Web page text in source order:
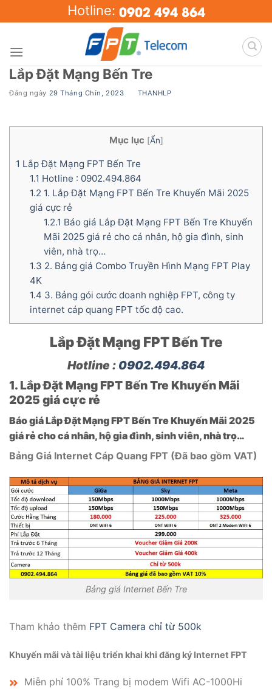
to
Hotline: 0902 494 864
Lắp Đặt Mạng Bến Tre
Đăng ngày 29 Tháng Chín, 2023 THANHLP
Mục lục [Ẩn]
1 Lắp Đặt Mạng FPT Bến Tre
1.1 Hotline : 0902.494.864
1.2 1. Lắp Đặt Mạng FPT Bến Tre Khuyến Mãi 2025
giá cực rẻ
1.2.1 Báo giá Lắp Đặt Mạng FPT Bến Tre Khuyến
Mãi 2025 giá rẻ cho cá nhân, hộ gia đình, sinh
viên, nhà trọ…
1.3 2. Bảng giá Combo Truyền Hình Mạng FPT Play
4K
1.4 3. Bảng gói cước doanh nghiệp FPT, công ty
internet cáp quang FPT tốc độ cao.
Lắp Đặt Mạng FPT Bến Tre
Hotline : 0902.494.864
1. Lắp Đặt Mạng FPT Bến Tre Khuyến Mãi
2025 giá cực rẻ
Báo giá Lắp Đặt Mạng FPT Bến Tre Khuyến Mãi 2025
giá rẻ cho cá nhân, hộ gia đình, sinh viên, nhà trọ…
Bảng Giá Internet Cáp Quang FPT (Đã bao gồm VAT)
Bảng giá Internet Bến Tre
Tham khảo thêm FPT Camera chỉ từ 500k
Khuyến mãi và tài liệu triển khai khi đăng ký Internet FPT
Miễn phí 100% Trang bị modem Wifi AC-1000Hi